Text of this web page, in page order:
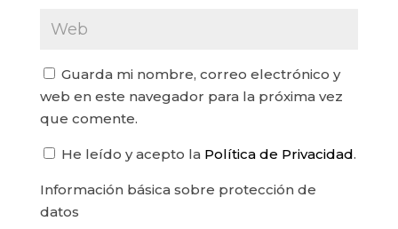
Guarda mi nombre, correo electrónico y
web en este navegador para la próxima vez
que comente.
He leído y acepto la Política de Privacidad.
Información básica sobre protección de
datos